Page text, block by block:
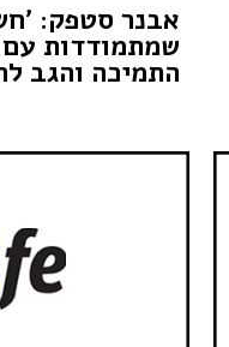
אבנר סטפק:
שמתמודדות
התמיכה והגב